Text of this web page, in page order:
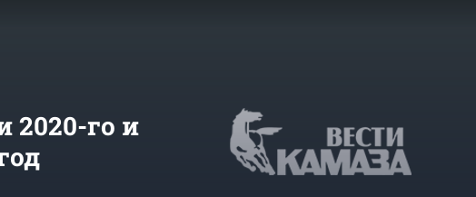
2020-го и